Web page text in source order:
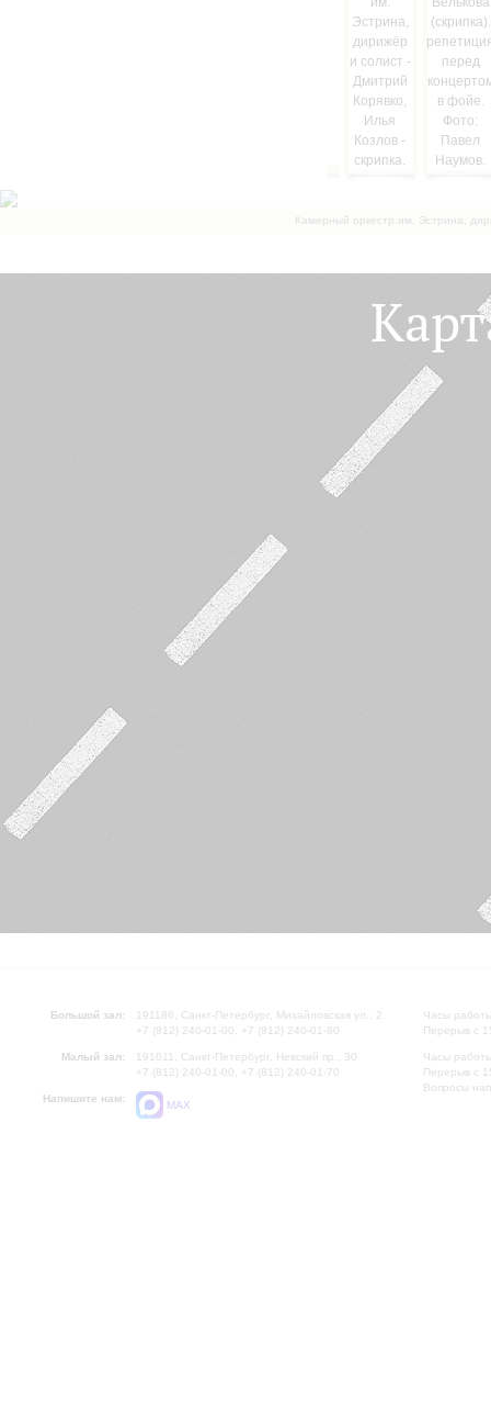
Камерный оркестр им. Эстрина,
Большой зал:
191186, Санкт-Петербург, Михайловская ул., 2
+7 (812) 240-01-00, +7 (812) 240-01-80
Малый зал:
191011, Санкт-Петербург, Невский пр., 30
+7 (812) 240-01-00, +7 (812) 240-01-70
Напишите нам:
MAX
Часы
Перерыв с
Часы
Перерыв с
Вопросы